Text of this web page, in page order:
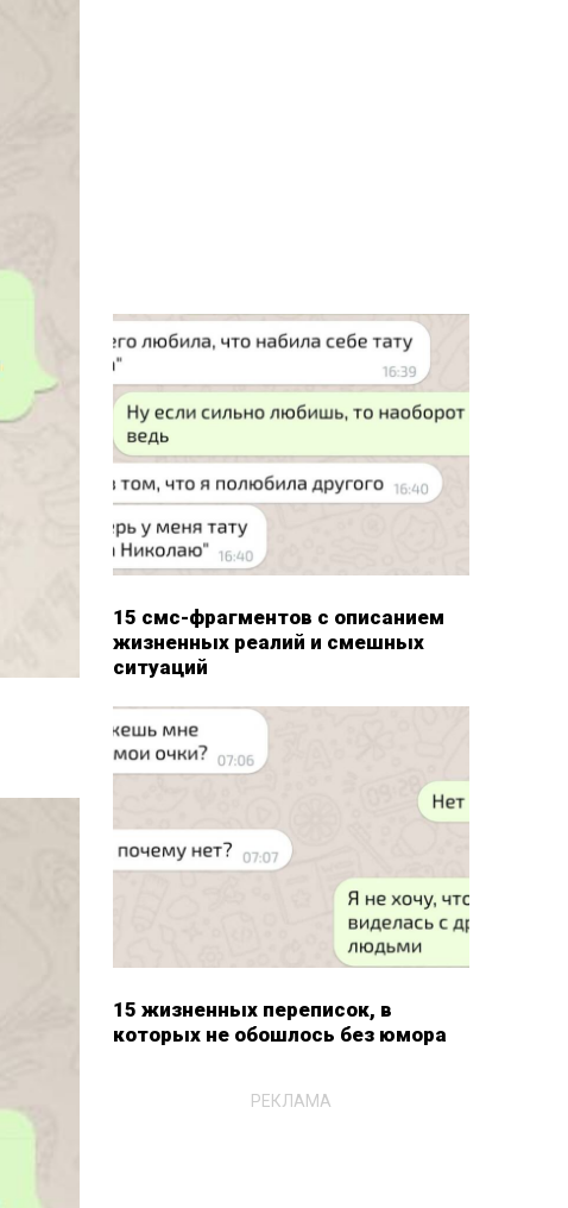
15 смс-фрагментов с описанием
жизненных реалий и смешных
ситуаций
15 жизненных переписок, в
которых не обошлось без юмора
РЕКЛАМА